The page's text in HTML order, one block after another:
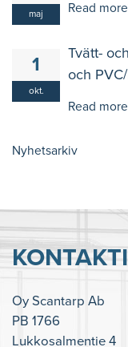
maj Read more
1
okt.
Tvätt-
och
Read more
Nyhetsarkiv
Oy Scantarp Ab
PB 1766
Lukkosalmentie 4